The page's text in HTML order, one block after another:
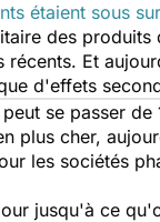
étaient sous
des produits
Et
d'effets
se passer
plus cher,
les sociétés
jusqu'à ce